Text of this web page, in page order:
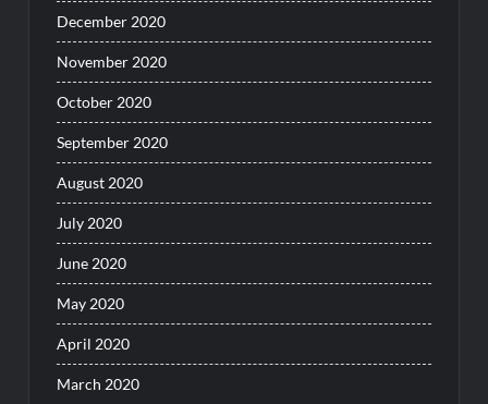
December 2020
November 2020
October 2020
September 2020
August 2020
July 2020
June 2020
May 2020
April 2020
March 2020